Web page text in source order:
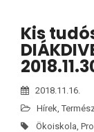
Kis
2018.11.16.
Hírek ,
Ökoiskola